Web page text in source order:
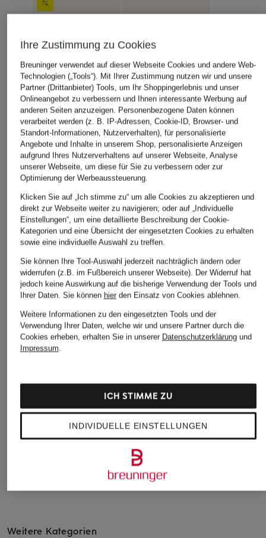
+Aktionsrabatt
Chloé
Bestpreis:254,15 €
Ursprünglich:390 €
Max Mara
Weitere Kategorien
Ihre Zustimmung zu Cookies
Breuninger verwendet auf dieser Webseite Cookies und andere Web-
Technologien („Tools“). Mit Ihrer Zustimmung nutzen wir und unsere
Partner (Drittanbieter) Tools, um Ihr Shoppingerlebnis und unser
Onlineangebot zu verbessern und Ihnen interessante Werbung auf
anderen Seiten anzuzeigen. Personenbezogene Daten können
verarbeitet werden (z. B. IP-Adressen, Cookie-ID, Browser- und
Standort-Informationen, Nutzerverhalten), für personalisierte
Angebote und Inhalte in unserem Shop, personalisierte Anzeigen
aufgrund Ihres Nutzerverhaltens auf unserer Webseite, Analyse
unserer Webseite, um diese für Sie zu verbessern oder zur
Optimierung der Werbeaussteuerung.
Klicken Sie auf „Ich stimme zu“ um alle Cookies zu akzeptieren und
direkt zur Webseite weiter zu navigieren; oder auf „Individuelle
Einstellungen“, um eine detaillierte Beschreibung der Cookie-
Kategorien und eine Übersicht der eingesetzten Cookies zu erhalten
sowie eine individuelle Auswahl zu treffen.
Sie können Ihre Tool-Auswahl jederzeit nachträglich ändern oder
widerrufen (z.B. im Fußbereich unserer Webseite). Der Widerruf hat
jedoch keine Auswirkung auf die bisherige Verwendung der Tools und
Ihrer Daten. Sie können hierden Einsatz von Cookies ablehnen.
Weitere Informationen zu den eingesetzten Tools und der
Verwendung Ihrer Daten, welche wir und unsere Partner durch die
Cookies erheben, erhalten Sie in unserer Datenschutzerklärungund
Impressum.
INDIVIDUELLE EINSTELLUNGEN
ICH STIMME ZU